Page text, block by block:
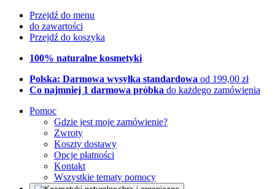
Przejdź do menu
do zawartości
Przejdź do koszyka
100% naturalne kosmetyki
Polska: Darmowa wysyłka standardowa od 199,00 zł
Co najmniej 1 darmowa próbka do każdego zamówienia
Pomoc
Gdzie jest moje zamówienie?
Zwroty
Koszty dostawy
Opcje płatności
Kontakt
Wszystkie tematy pomocy